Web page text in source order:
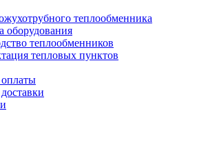
теплообменника
оборудования
теплообменников
тепловых пунктов